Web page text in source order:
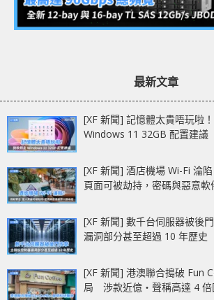
最新文章
[XF 新聞] 記憶體太貴唔玩啦
Windows 11 32GB 配置建議
[XF 新聞] 酒店機場 Wi-Fi 淪
頁面可被劫持，密碼與惡意軟
[XF 新聞] 數千台伺服器被後
漏洞部分甚至超過 10 年歷史
[XF 新聞] 港澳聯合搗破 Fun
局 涉款近億‧聲稱高達 4 倍